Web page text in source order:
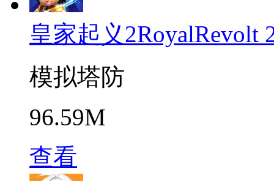
皇家起义2RoyalRevolt
模拟塔防
96.59M
查看